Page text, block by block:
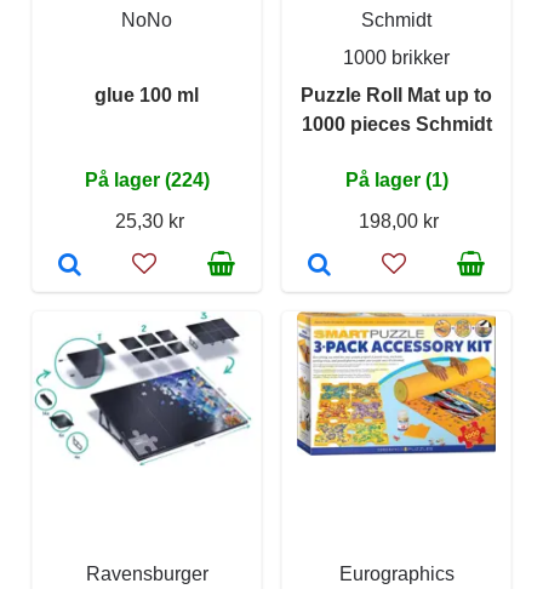
NoNo
glue 100 ml
På lager (224)
25,30 kr
Schmidt
1000 brikker
Puzzle Roll Mat up to
1000 pieces Schmidt
På lager (1)
198,00 kr
Ravensburger
Eurographics